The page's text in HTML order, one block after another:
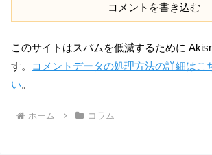
コメントを書き込む
このサイトはスパムを低減するために
す。
コメントデータの処理方法の詳細はこ
い。
ホーム コラム